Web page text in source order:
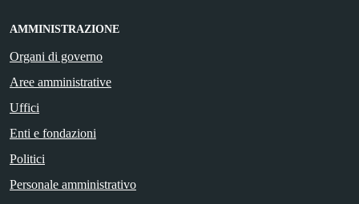
AMMINISTRAZIONE
Organi di governo
Aree amministrative
Uffici
Enti e fondazioni
Politici
Personale amministrativo